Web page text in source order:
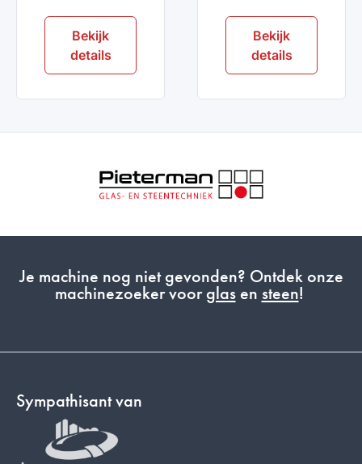
Bekijk
details
Bekijk
details
Je machine nog niet gevonden? Ontdek onze
machinezoeker voorglasen steen!
Sympathisant van